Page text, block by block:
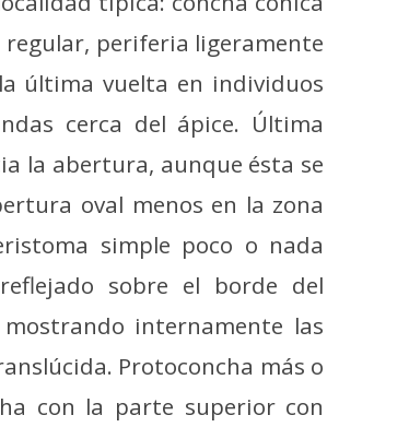
periferia ligeramente
última vuelta en individuos
cerca del ápice. Última
la abertura, aunque ésta se
oval menos en la zona
simple poco o nada
sobre el borde del
internamente las
Protoconcha más o
con la parte superior con